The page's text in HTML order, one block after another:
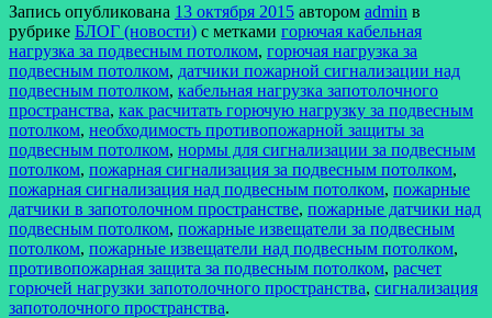
Запись опубликована 13 октября 2015 автором admin в
рубрике БЛОГ (новости) с метками горючая кабельная
нагрузка за подвесным потолком, горючая нагрузка за
подвесным потолком, датчики пожарной сигнализации над
подвесным потолком, кабельная нагрузка запотолочного
пространства, как расчитать горючую нагрузку за подвесным
потолком, необходимость противопожарной защиты за
подвесным потолком, нормы для сигнализации за подвесным
потолком, пожарная сигнализация за подвесным потолком,
пожарная сигнализация над подвесным потолком, пожарные
датчики в запотолочном пространстве, пожарные датчики над
подвесным потолком, пожарные извещатели за подвесным
потолком, пожарные извещатели над подвесным потолком,
противопожарная защита за подвесным потолком, расчет
горючей нагрузки запотолочного пространства, сигнализация
запотолочного пространства.